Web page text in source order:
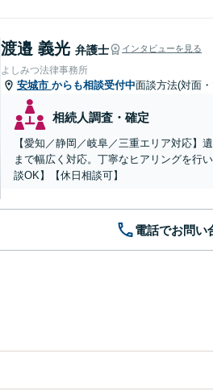
渡邉 義光 弁護士 インタビューを見る
よしみつ法律事務所
安城市 からも相談受付中面談方法(対面
相続人調査・確定
【愛知／静岡／岐阜／三重エリア対応】
まで幅広く対応。丁寧なヒアリングを行
談OK】【休日相談可】
電話でお問い